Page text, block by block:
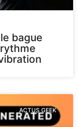
bague
ACTUS GEEK